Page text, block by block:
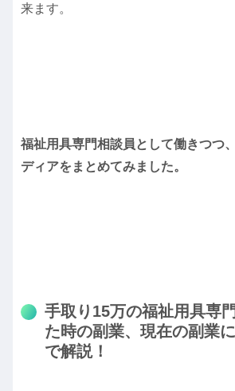
来ます。
福祉用具専門相談員として働きつつ
ディアをまとめてみました。
手取り15万の福祉用具専
た時の副業、現在の副業
で解説！